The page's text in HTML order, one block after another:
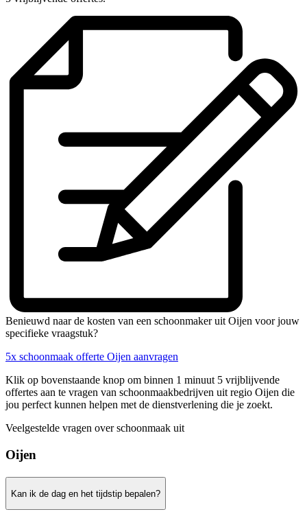
Benieuwd naar de kosten van een schoonmaker uit Oijen voor jouw
specifieke vraagstuk?
5x schoonmaak offerte Oijen aanvragen
Klik op bovenstaande knop om binnen 1 minuut 5 vrijblijvende
offertes aan te vragen van schoonmaakbedrijven uit regio Oijen die
jou perfect kunnen helpen met de dienstverlening die je zoekt.
Veelgestelde vragen over schoonmaak uit
Oijen
Kan ik de dag en het tijdstip bepalen?